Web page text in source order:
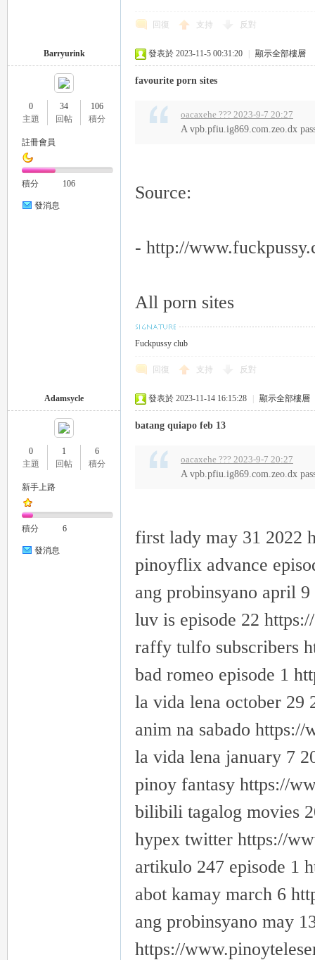
回復 支持 反對
Barryurink
0
主題
34
回帖
106
積分
註冊會員
積分 106
發消息
發表於 2023-11-5 00:31:20 顯示全部樓層
favourite porn sites
oacaxehe ??? 2023-9-7 20:27
A vpb.pfiu.ig869.com.zeo.dx
Source:
- http://
All porn sites
Fuckpussy club
回復 支持 反對
Adamsycle
0
主題
1
回帖
6
積分
新手上路
積分 6
發消息
發表於 2023-11-14 16:15:28 顯示全部樓層
batang quiapo feb 13
oacaxehe ??? 2023-9-7 20:27
A vpb.pfiu.ig869.com.zeo.dx
first lady may 31 2022
pinoyflix advance
ang probinsyano april
luv is episode 22
raffy tulfo subscribers
bad romeo episode 1
la vida lena october 29
anim na sabado
la vida lena january 7
pinoy fantasy https://
bilibili tagalog movies
hypex twitter https://
artikulo 247 episode 1
abot kamay march 6
ang probinsyano may
https://